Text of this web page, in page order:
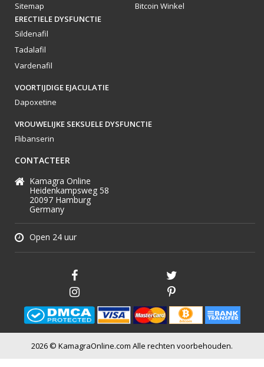
Sitemap
Bitcoin Winkel
ERECTIELE DYSFUNCTIE
Sildenafil
Tadalafil
Vardenafil
VOORTIJDIGE EJACULATIE
Dapoxetine
VROUWELIJKE SEKSUELE DYSFUNCTIE
Flibanserin
CONTACTEER
Kamagra Online
Heidenkampsweg 58
20097 Hamburg
Germany
Open 24 uur
2026 © KamagraOnline.com Alle rechten voorbehouden.